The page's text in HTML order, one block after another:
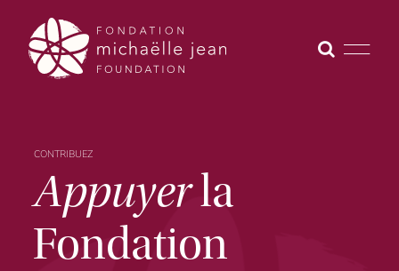
content
Appuyerla
Fondation
CONTRIBUEZ